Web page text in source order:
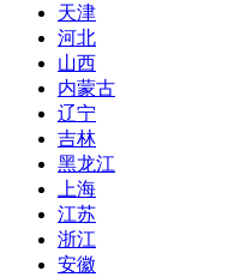
天津
河北
山西
内蒙古
辽宁
吉林
黑龙江
上海
江苏
浙江
安徽